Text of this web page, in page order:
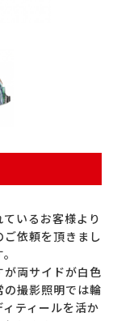
いるお客様より
依頼を頂きまし
両サイドが白色
撮影照明では輪
ティールを活か